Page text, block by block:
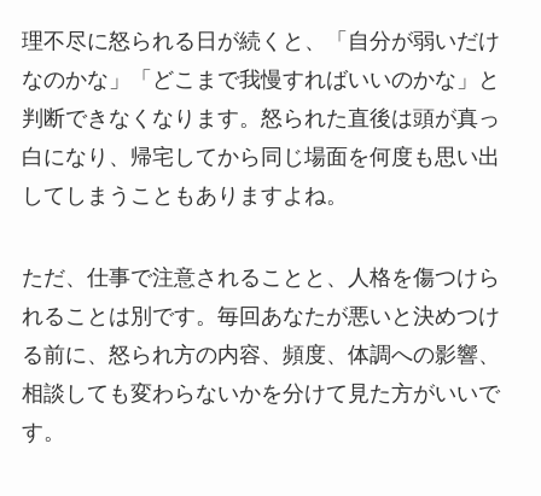
理不尽に怒られる日が続くと、「自分が弱いだけ
なのかな」「どこまで我慢すればいいのかな」と
判断できなくなります。怒られた直後は頭が真っ
白になり、帰宅してから同じ場面を何度も思い出
してしまうこともありますよね。
ただ、仕事で注意されることと、人格を傷つけら
れることは別です。毎回あなたが悪いと決めつけ
る前に、怒られ方の内容、頻度、体調への影響、
相談しても変わらないかを分けて見た方がいいで
す。